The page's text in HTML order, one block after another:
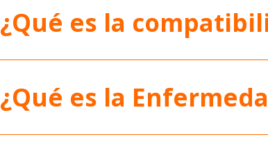
¿Qué es la
¿Qué es la